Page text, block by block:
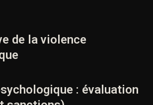
qu’en ont les proches ou les
à objectiver lecontexte d’
de la violence